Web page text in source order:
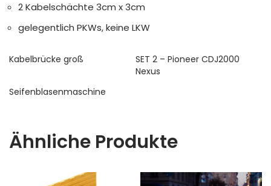
2 Kabelschächte 3cm x 3cm
gelegentlich PKWs, keine LKW
Kabelbrücke groß
SET 2 – Pioneer CDJ2000
Nexus
Seifenblasenmaschine
Ähnliche Produkte